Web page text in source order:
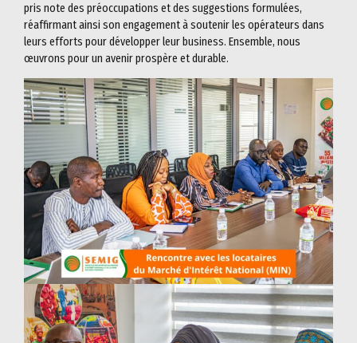
pris note des préoccupations et des suggestions formulées,
réaffirmant ainsi son engagement à soutenir les opérateurs dans
leurs efforts pour développer leur business. Ensemble, nous
œuvrons pour un avenir prospère et durable.